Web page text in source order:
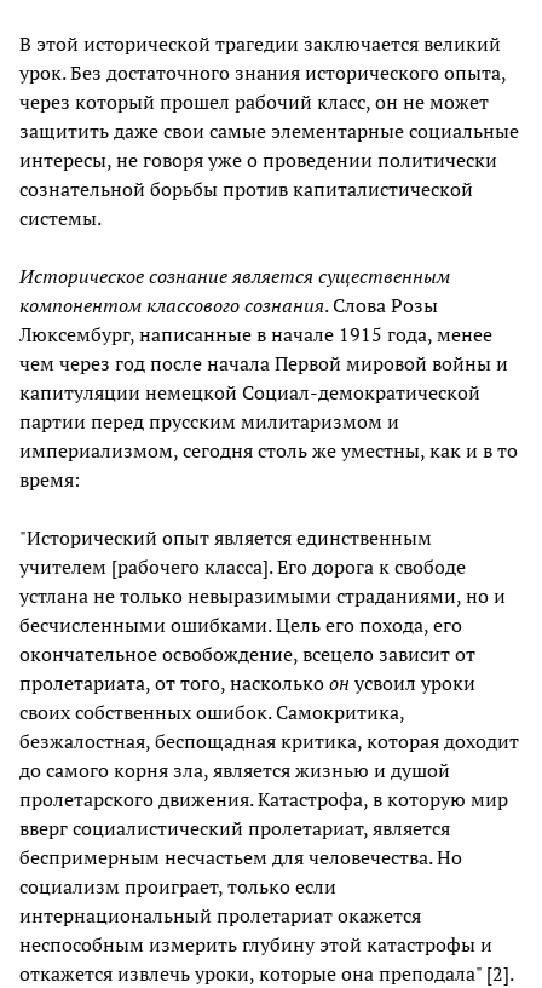
В этой исторической трагедии заключается великий
урок. Без достаточного знания исторического опыта,
через который прошел рабочий класс, он не может
защитить даже свои самые элементарные социальные
интересы, не говоря уже о проведении политически
сознательной борьбы против капиталистической
системы.
Историческое сознание является существенным
компонентом классового сознания. Слова Розы
Люксембург, написанные в начале 1915 года, менее
чем через год после начала Первой мировой войны и
капитуляции немецкой Социал-демократической
партии перед прусским милитаризмом и
империализмом, сегодня столь же уместны, как и в то
время:
"Исторический опыт является единственным
учителем [рабочего класса]. Его дорога к свободе
устлана не только невыразимыми страданиями, но и
бесчисленными ошибками. Цель его похода, его
окончательное освобождение, всецело зависит от
пролетариата, от того, насколькоон усвоил уроки
своих собственных ошибок. Самокритика,
безжалостная, беспощадная критика, которая доходит
до самого корня зла, является жизнью и душой
пролетарского движения. Катастрофа, в которую мир
вверг социалистический пролетариат, является
беспримерным несчастьем для человечества. Но
социализм проиграет, только если
интернациональный пролетариат окажется
неспособным измерить глубину этой катастрофы и
откажется извлечь уроки, которые она преподала" [2].